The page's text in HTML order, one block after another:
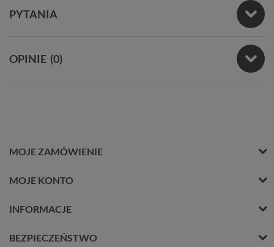
PYTANIA
OPINIE (0)
MOJE ZAMÓWIENIE
MOJE KONTO
INFORMACJE
BEZPIECZEŃSTWO